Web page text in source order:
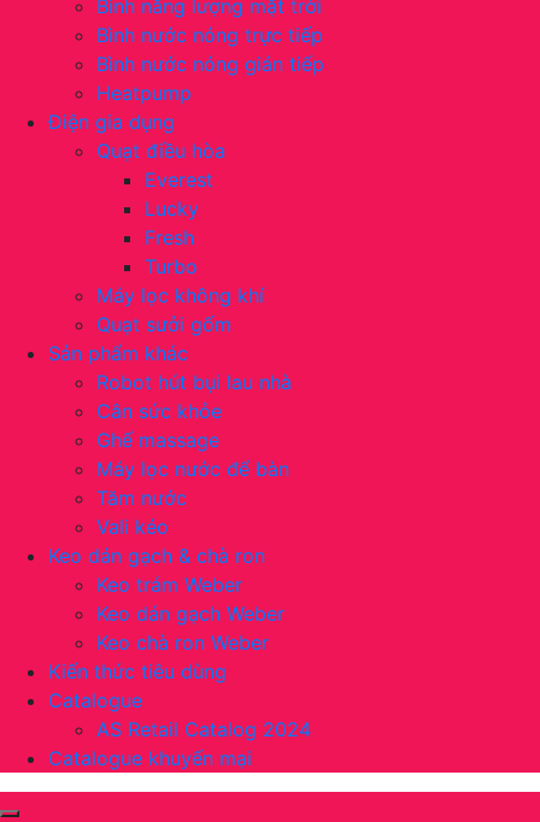
Bình năng lượng mặt trời
Bình nước nóng trực tiếp
Bình nước nóng gián tiếp
Heatpump
Điện gia dụng
Quạt điều hòa
Everest
Lucky
Fresh
Turbo
Máy lọc không khí
Quạt sưởi gốm
Sản phẩm khác
Robot hút bụi lau nhà
Cân sức khỏe
Ghế massage
Máy lọc nước để bàn
Tăm nước
Vali kéo
Keo dán gạch & chà ron
Keo trám Weber
Keo dán gạch Weber
Keo chà ron Weber
Kiến thức tiêu dùng
Catalogue
AS Retail Catalog 2024
Catalogue khuyến mại